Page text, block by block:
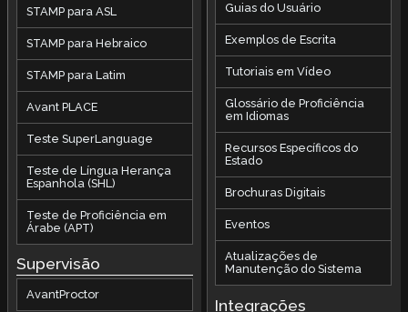
STAMP para ASL
STAMP para Hebraico
STAMP para Latim
Avant PLACE
Teste SuperLanguage
Teste de Língua Herança
Espanhola (SHL)
Teste de Proficiência em
Árabe (APT)
Supervisão
AvantProctor
Guias do Usuário
Exemplos de Escrita
Tutoriais em Vídeo
Glossário de Proficiência
em Idiomas
Recursos Específicos do
Estado
Brochuras Digitais
Eventos
Atualizações de
Manutenção do Sistema
Integrações